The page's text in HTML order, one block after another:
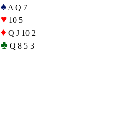
♠ A Q 7
♥ 10 5
♦ Q J 10 2
♣ Q 8 5 3